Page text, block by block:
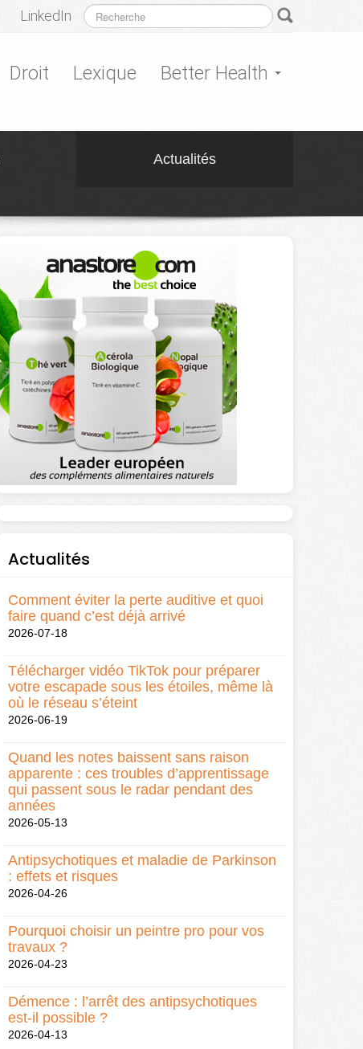
LinkedIn
Droit Lexique Better Health
Actualités
Actualités
Comment éviter la perte auditive et quoi
faire quand c’est déjà arrivé
2026-07-18
Télécharger vidéo TikTok pour préparer
votre escapade sous les étoiles, même là
où le réseau s’éteint
2026-06-19
Quand les notes baissent sans raison
apparente : ces troubles d’apprentissage
qui passent sous le radar pendant des
années
2026-05-13
Antipsychotiques et maladie de Parkinson
: effets et risques
2026-04-26
Pourquoi choisir un peintre pro pour vos
travaux ?
2026-04-23
Démence : l’arrêt des antipsychotiques
est-il possible ?
2026-04-13